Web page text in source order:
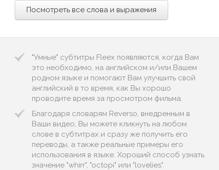
Посмотреть все слова и выражения
"Умные" субтитры Fleex появляются, когда Вам
это необходимо, на английском и/или Вашем
родном языке и помогают Вам улучшить свой
английский в то время, как Вы хорошо
проводите время за просмотром фильма.
Благодаря словарям Reverso, внедренным в
Ваши видео, Вы можете кликнуть на любом
слове в субтитрах и сразу же получить его
переводы, а также реальные примеры его
использования в языке. Хороший способ узнать
значение "whirr", "octopi" или "lovelies".